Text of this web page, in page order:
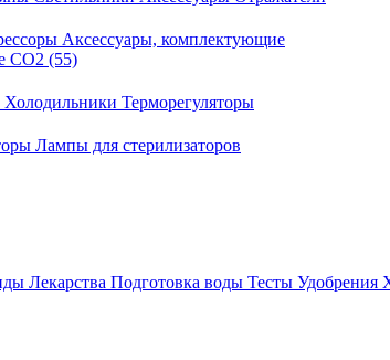
Аксессуары, комплектующие
CO2 (55)
Холодильники Терморегуляторы
Лампы для стерилизаторов
Лекарства Подготовка воды Тесты Удобрения